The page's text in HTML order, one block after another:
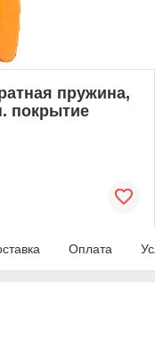
пружина,
покрытие
Оплата